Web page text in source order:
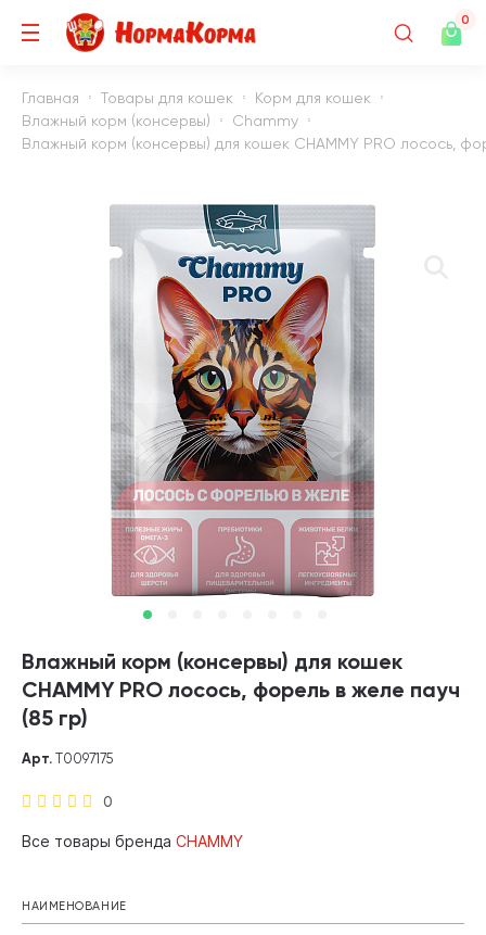
0
Главная Товары для кошек
Корм для кошек
Влажный корм (консервы)
Chammy
Влажный корм (консервы) для кошек CHAMMY PRO лосось,
Влажный корм (консервы) для кошек
CHAMMY PRO лосось, форель в желе пауч
(85 гр)
0
Арт. Т0097175
Все товары бренда CHAMMY
НАИМЕНОВАНИЕ